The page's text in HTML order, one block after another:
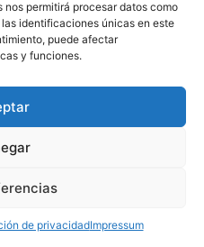
permitirá procesar datos como
identificaciones únicas en este
puede afectar
y funciones.
de privacidadImpressum
564